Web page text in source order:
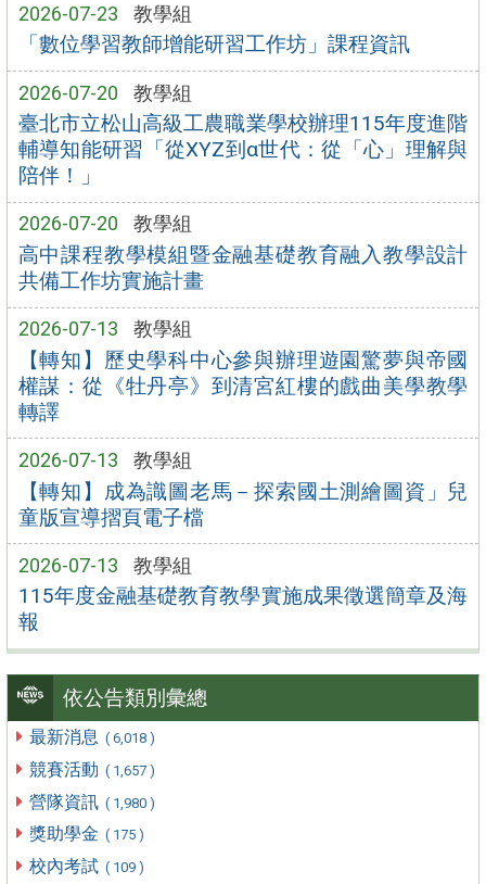
2026-07-23 教學組
「數位學習教師增能研習工作坊」課程資訊
2026-07-20 教學組
臺北市立松山高級工農職業學校辦理115年度進階
輔導知能研習「從XYZ到α世代：從「心」理解與
陪伴！」
2026-07-20 教學組
高中課程教學模組暨金融基礎教育融入教學設計
共備工作坊實施計畫
2026-07-13 教學組
【轉知】歷史學科中心參與辦理遊園驚夢與帝國
權謀：從《牡丹亭》到清宮紅樓的戲曲美學教學
轉譯
2026-07-13 教學組
【轉知】成為識圖老馬－探索國土測繪圖資」兒
童版宣導摺頁電子檔
2026-07-13 教學組
115年度金融基礎教育教學實施成果徵選簡章及海
報
依公告類別彙總
最新消息 ( 6,018 )
競賽活動 ( 1,657 )
營隊資訊 ( 1,980 )
獎助學金 ( 175 )
校內考試 ( 109 )